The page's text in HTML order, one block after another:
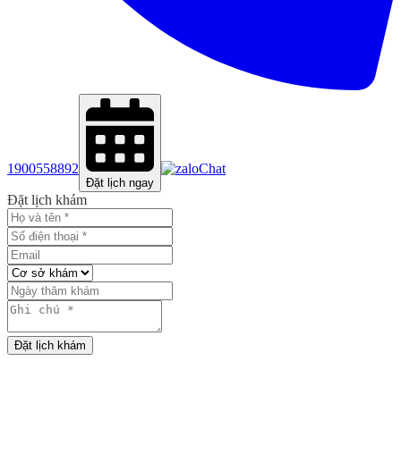
1900558892
Đặt lịch ngay
Chat
Đặt lịch khám
Đặt lịch khám